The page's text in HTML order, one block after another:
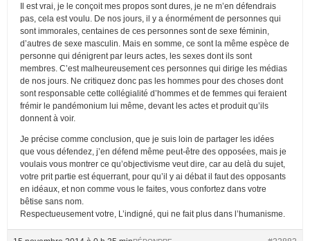
Il est vrai, je le conçoit mes propos sont dures, je ne m’en défendrais
pas, cela est voulu. De nos jours, il y a énormément de personnes qui
sont immorales, centaines de ces personnes sont de sexe féminin,
d’autres de sexe masculin. Mais en somme, ce sont la même espèce de
personne qui dénigrent par leurs actes, les sexes dont ils sont
membres. C’est malheureusement ces personnes qui dirige les médias
de nos jours. Ne critiquez donc pas les hommes pour des choses dont
sont responsable cette collégialité d’hommes et de femmes qui feraient
frémir le pandémonium lui même, devant les actes et produit qu’ils
donnent à voir.
Je précise comme conclusion, que je suis loin de partager les idées
que vous défendez, j’en défend même peut-être des opposées, mais je
voulais vous montrer ce qu’objectivisme veut dire, car au delà du sujet,
votre prit partie est équerrant, pour qu’il y ai débat il faut des opposants
en idéaux, et non comme vous le faites, vous confortez dans votre
bêtise sans nom.
Respectueusement votre, L’indigné, qui ne fait plus dans l’humanisme.